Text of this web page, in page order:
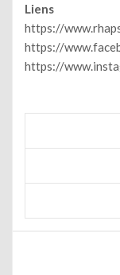
Liens
https://
https://
https://